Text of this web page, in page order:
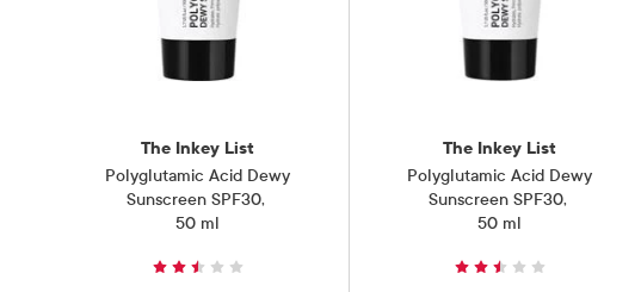
The Inkey List
Polyglutamic Acid Dewy
Sunscreen SPF30,
50 ml
The Inkey List
Polyglutamic Acid Dewy
Sunscreen SPF30,
50 ml